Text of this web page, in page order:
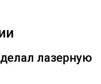
лазерную